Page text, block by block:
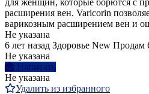
для женщин, которые борются с
расширения вен. Varicorin
варикозным расширением вен и
Не указана
6 лет назад Здоровье New Продам
Не указана
Написать
Не указана
Удалить из избранного